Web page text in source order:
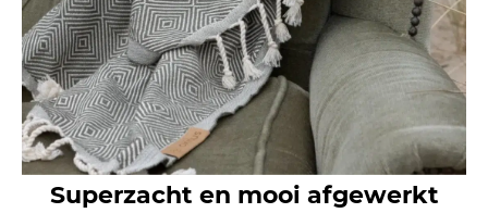
Superzacht en mooi afgewerkt